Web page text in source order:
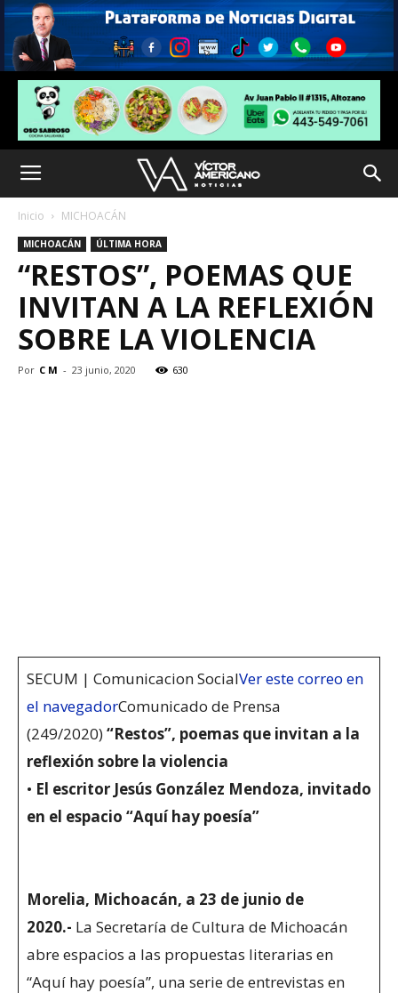
Inicio MICHOACÁN
MICHOACÁN ÚLTIMA HORA
“RESTOS”, POEMAS QUE
INVITAN A LA REFLEXIÓN
SOBRE LA VIOLENCIA
Por C M - 23 junio, 2020 630
SECUM | Comunicacion SocialVer este correo en
el navegadorComunicado de Prensa
(249/2020)“Restos”, poemas que invitan a la
reflexión sobre la violencia
• El escritor Jesús González Mendoza, invitado
en el espacio “Aquí hay poesía”
Morelia, Michoacán, a 23 de junio de
2020.- La Secretaría de Cultura de Michoacán
abre espacios a las propuestas literarias en
“Aquí hay poesía”, una serie de entrevistas en